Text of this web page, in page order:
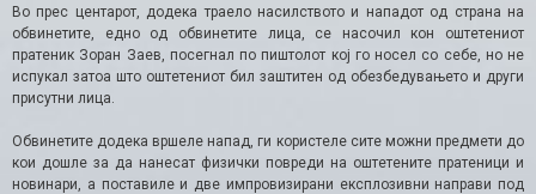
Во прес центарот, додека траело насилството и нападот од страна на
обвинетите, едно од обвинетите лица, се насочил кон оштетениот
пратеник Зоран Заев, посегнал по пиштолот кој го носел со себе, но не
испукал затоа што оштетениот бил заштитен од обезбедувањето и други
присутни лица.
Обвинетите додека вршеле напад, ги користеле сите можни предмети до
кои дошле за да нанесат физички повреди на оштетените пратеници и
новинари, а поставиле и две импровизирани експлозивни направи под